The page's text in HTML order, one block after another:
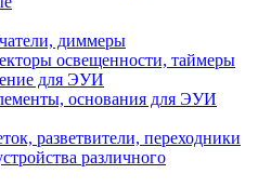
диммеры
освещенности, таймеры
для ЭУИ
основания для ЭУИ
разветвители, переходники
различного